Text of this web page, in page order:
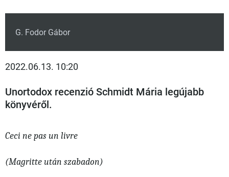
G. Fodor Gábor
2022.06.13. 10:20
Unortodox recenzió Schmidt Mária legújabb
könyvéről.
Ceci ne pas un livre
(Magritte után szabadon)